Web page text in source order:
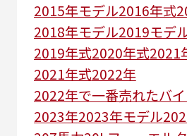
2015年モデル2016年式
2018年モデル2019モデ
2019年式2020年式2021
2021年式2022年
2022年で一番売れたバ
2023年2023年モデル